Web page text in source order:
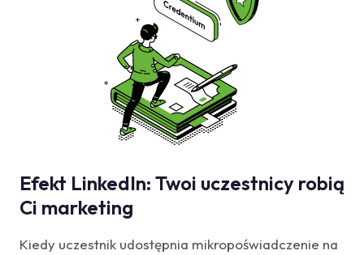
Efekt LinkedIn: Twoi uczestnicy robią
Ci marketing
Kiedy uczestnik udostępnia mikropoświadczenie na